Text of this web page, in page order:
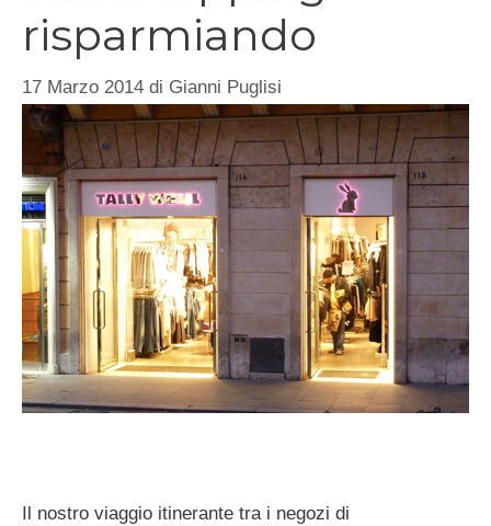
risparmiando
17 Marzo 2014 di Gianni Puglisi
Il nostro viaggio itinerante tra i negozi di